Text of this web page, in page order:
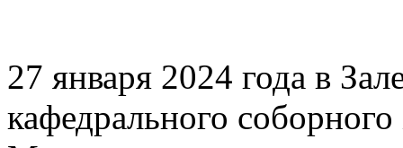
27 января 2024 года в
кафедрального